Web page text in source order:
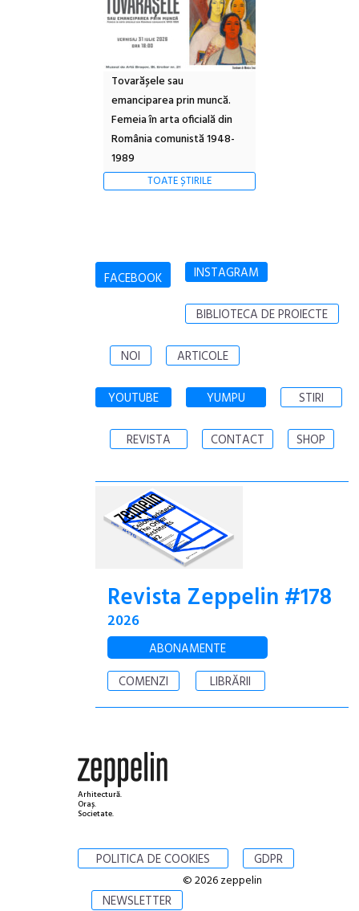
Tovarășele sau
emanciparea prin muncă.
Femeia în arta oficială din
România comunistă 1948-
1989
TOATE ȘTIRILE
FACEBOOK INSTAGRAM
BIBLIOTECA DE PROIECTE
NOI ARTICOLE
YOUTUBE YUMPU STIRI
REVISTA CONTACT SHOP
Revista Zeppelin #178
2026
ABONAMENTE
COMENZI
LIBRĂRII
Arhitectură.
Oraș.
Societate.
POLITICA DE COOKIES GDPR
NEWSLETTER
© 2026 zeppelin